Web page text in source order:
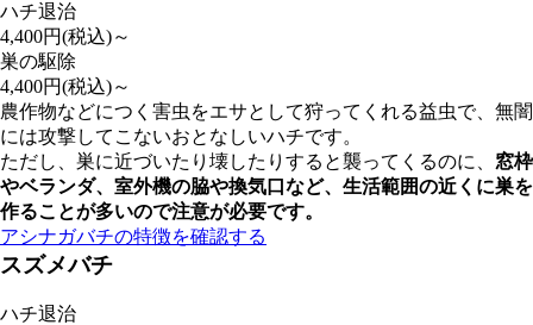
ハチ退治
4,400円(税込)～
巣の駆除
4,400円(税込)～
農作物などにつく害虫をエサとして狩ってくれる益虫で、無闇
には攻撃してこないおとなしいハチです。
ただし、巣に近づいたり壊したりすると襲ってくるのに、 窓枠
やベランダ、室外機の脇や換気口など、 生活範囲の近くに巣を
作ることが多いので注意が必要です。
アシナガバチの特徴を確認する
スズメバチ
ハチ退治